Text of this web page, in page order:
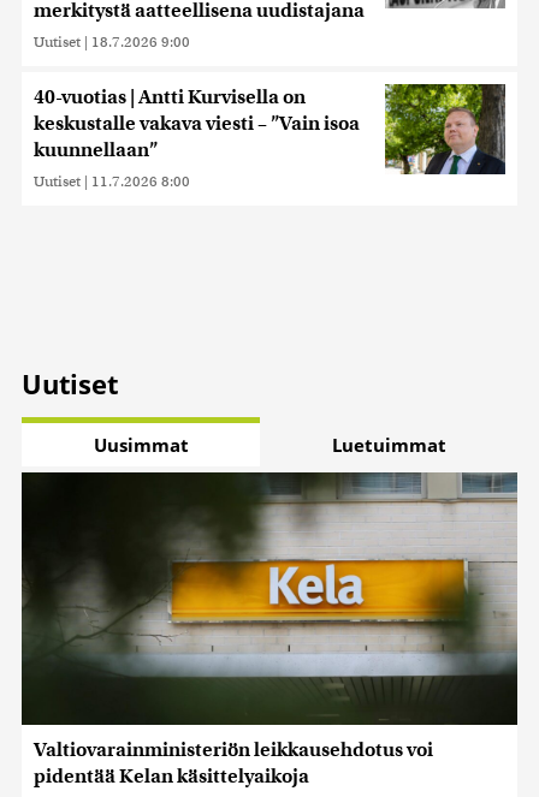
merkitystä aatteellisena uudistajana
Uutiset | 18.7.2026 9:00
40-vuotias | Antti Kurvisella on
keskustalle vakava viesti – ”Vain isoa
kuunnellaan”
Uutiset | 11.7.2026 8:00
Uutiset
Uusimmat Luetuimmat
Valtiovarainministeriön leikkausehdotus voi
pidentää Kelan käsittelyaikoja